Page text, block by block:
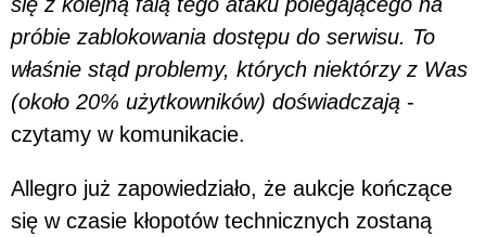
próbie zablokowania dostępu do serwisu. To
właśnie stąd problemy, których niektórzy z Was
(około 20% użytkowników) doświadczają -
czytamy w komunikacie.
Allegro już zapowiedziało, że aukcje kończące
się w czasie kłopotów technicznych zostaną